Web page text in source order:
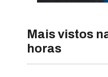
Mais vistos
horas